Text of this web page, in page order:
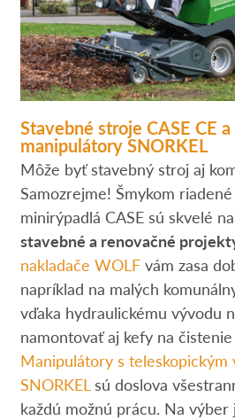
Stavebné stroje CASE CE
manipulátory SNORKEL
Môže byť stavebný stroj aj
Samozrejme! Šmykom
minirýpadlá CASE sú skvelé
stavebné a renovačné
nakladače WOLFvám zasa
napríklad na malých
vďaka hydraulickému vývodu
namontovať aj kefy na
Manipulátory s teleskopickým
SNORKEL sú doslova
každú možnú prácu. Na výber